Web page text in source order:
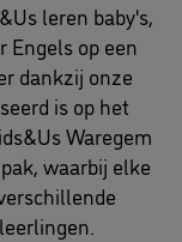
leren baby's,
Engels op een
dankzij onze
is op het
Waregem
waarbij elke